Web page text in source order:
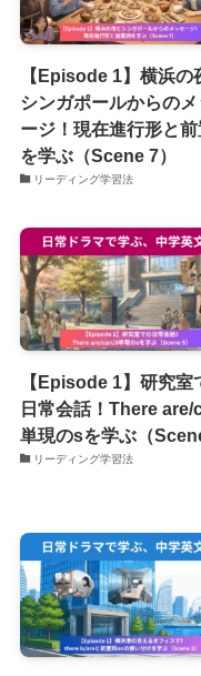
【Episode 1】横浜の
シンガポールからのメ
ージ！現在進行形と前
を学ぶ（Scene 7）
リーディング学習法
【Episode 1】研究室
日常会話！There are/
単現のsを学ぶ（
リーディング学習法